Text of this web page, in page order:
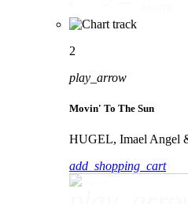
2
play_arrow
Movin' To The Sun
HUGEL, Imael Angel
add_shopping_cart